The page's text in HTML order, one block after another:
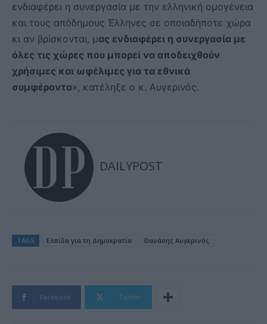
ενδιαφέρει η συνεργασία με την ελληνική ομογένεια
και τους απόδημους Έλληνες σε οποιαδήποτε χώρα
κι αν βρίσκονται, μας ενδιαφέρει η συνεργασία με
όλες τις χώρες που μπορεί να αποδειχθούν
χρήσιμες και ωφέλιμες για τα εθνικά
συμφέροντα», κατέληξε ο κ. Αυγερινός.
DAILYPOST
TAGS Ελπίδα για τη Δημοκρατία Θανάσης Αυγερινός
Facebook Twitter